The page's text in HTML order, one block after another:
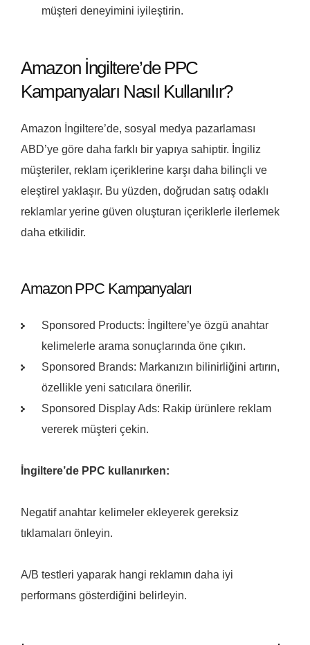
müşteri deneyimini iyileştirin.
Amazon İngiltere’de PPC
Kampanyaları Nasıl Kullanılır?
Amazon İngiltere’de, sosyal medya pazarlaması
ABD’ye göre daha farklı bir yapıya sahiptir. İngiliz
müşteriler, reklam içeriklerine karşı daha bilinçli ve
eleştirel yaklaşır. Bu yüzden, doğrudan satış odaklı
reklamlar yerine güven oluşturan içeriklerle ilerlemek
daha etkilidir.
Amazon PPC Kampanyaları
Sponsored Products: İngiltere’ye özgü anahtar
kelimelerle arama sonuçlarında öne çıkın.
Sponsored Brands: Markanızın bilinirliğini artırın,
özellikle yeni satıcılara önerilir.
Sponsored Display Ads: Rakip ürünlere reklam
vererek müşteri çekin.
İngiltere’de PPC kullanırken:
Negatif anahtar kelimeler ekleyerek gereksiz
tıklamaları önleyin.
A/B testleri yaparak hangi reklamın daha iyi
performans gösterdiğini belirleyin.